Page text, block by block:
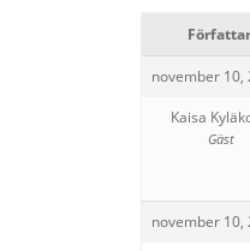
november 10,
Kaisa
Gäst
november 10,